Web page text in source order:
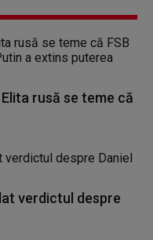
rusă se teme că
verdictul despre